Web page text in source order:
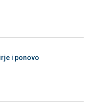
i ponovo